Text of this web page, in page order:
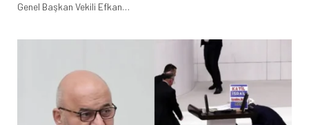
Genel Başkan Vekili Efkan…